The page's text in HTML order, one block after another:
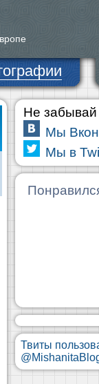
Не забывай
Мы
Мы в
Твиты